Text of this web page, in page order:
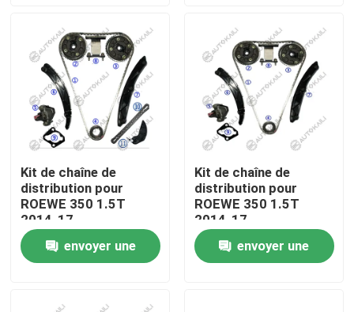
Visite de l'usine
Contrôle de la qualité
Nous contacter
Nouvelles
Demandez un devis
Kit à chaînes de synchronisation
Kit de chaîne de
distribution pour
ROEWE 350 1.5T
2014-17
envoyer une
Kit de chaîne de
distribution pour
ROEWE 350 1.5T
2014-17
envoyer une